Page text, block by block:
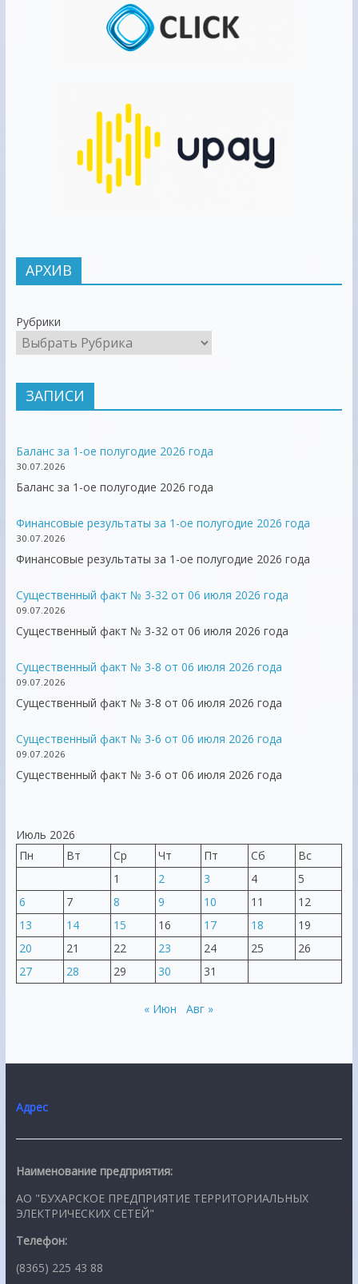
АРХИВ
Рубрики
ЗАПИСИ
Баланс за 1-ое полугодие 2026 года
30.07.2026
Баланс за 1-ое полугодие 2026 года
Финансовые результаты за 1-ое полугодие 2026 года
30.07.2026
Финансовые результаты за 1-ое полугодие 2026 года
Существенный факт № 3-32 от 06 июля 2026 года
09.07.2026
Существенный факт № 3-32 от 06 июля 2026 года
Существенный факт № 3-8 от 06 июля 2026 года
09.07.2026
Существенный факт № 3-8 от 06 июля 2026 года
Существенный факт № 3-6 от 06 июля 2026 года
09.07.2026
Существенный факт № 3-6 от 06 июля 2026 года
Июль 2026
Пн
Вт Ср Чт Пт Сб
Вс
1
2 3 4
5
6
7 8 9 10 11
12
13
14 15 16 17 18
19
20
21 22 23 24 25
26
27
28 29 30 31
« Июн Авг »
Адрес
Наименование предприятия:
АО "БУХАРСКОЕ ПРЕДПРИЯТИЕ ТЕРРИТОРИАЛЬНЫХ
ЭЛЕКТРИЧЕСКИХ СЕТЕЙ"
Телефон:
(8365) 225 43 88